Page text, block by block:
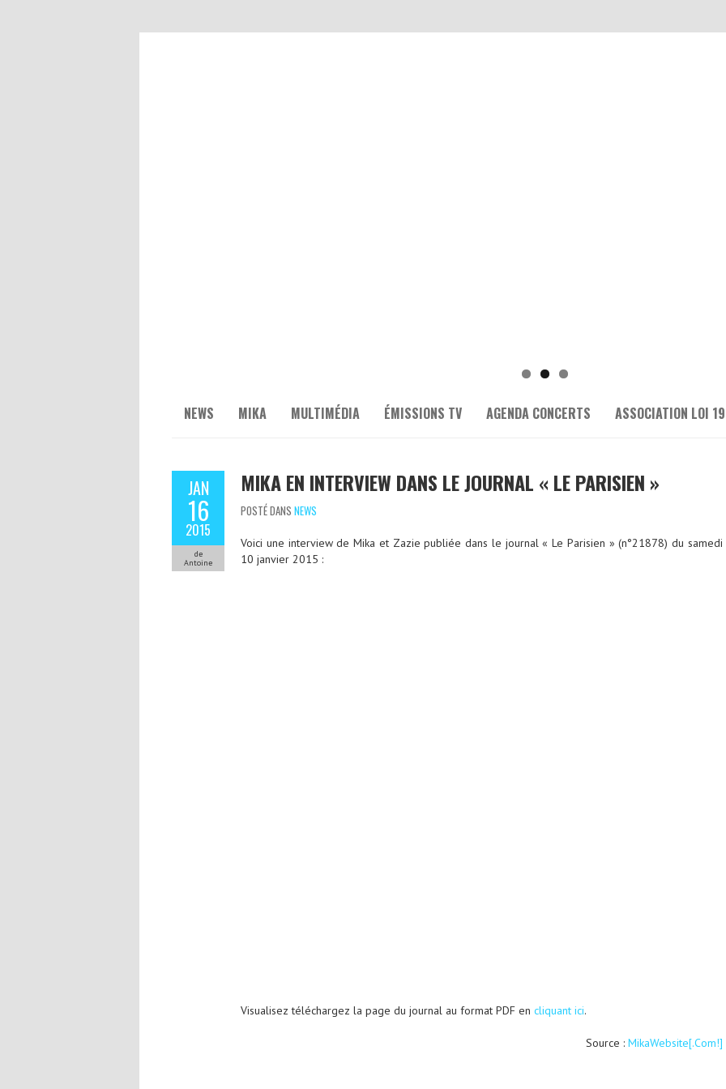
NEWS MIKA MULTIMÉDIA ÉMISSIONS TV AGENDA CONCERTS ASSOCIATION LOI
JAN
16
2015
de
Antoine
MIKA EN INTERVIEW DANS LE JOURNAL « LE PARISIEN »
POSTÉ DANS NEWS
Voici une interview de Mika et Zazie publiée dans le journal « Le Parisien » (n°21878) du samedi
10 janvier 2015 :
Visualisez téléchargez la page du journal au format PDF en cliquant ici.
Source : MikaWebsite[.Com!]